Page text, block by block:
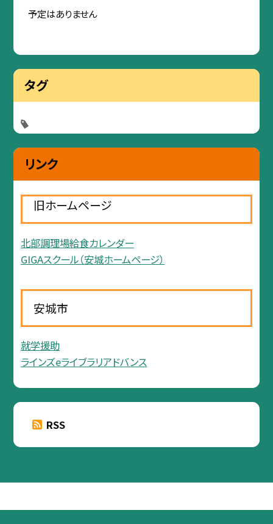
予定はありません
タグ
リンク
旧ホームページ
北部調理場給食カレンダー
GIGAスクール（安城ホームページ）
安城市
就学援助
ラインズeライブラリアドバンス
RSS